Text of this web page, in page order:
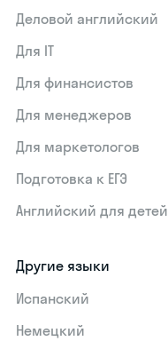
Деловой английский
Для IT
Для финансистов
Для менеджеров
Для маркетологов
Подготовка к ЕГЭ
Английский для детей
Другие языки
Испанский
Немецкий